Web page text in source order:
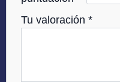
Tu valoración*